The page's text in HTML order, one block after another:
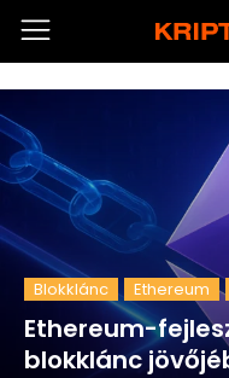
Blokklánc Ethereum
Ethereum-
blokklánc